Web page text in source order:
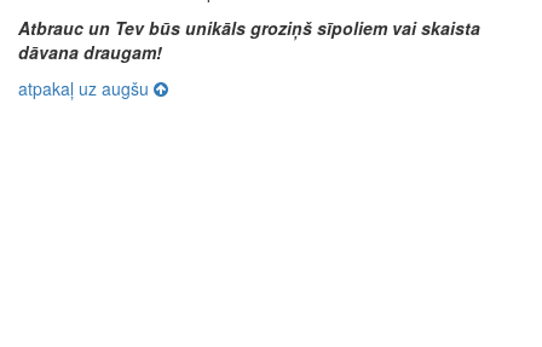
Atbrauc un Tev būs unikāls groziņš sīpoliem vai skaista
dāvana draugam!
atpakaļ uz augšu